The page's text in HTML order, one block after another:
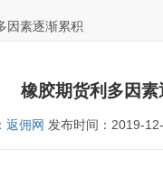
因素逐渐累积
橡胶期货利多因素
返佣网 发布时间：2019-